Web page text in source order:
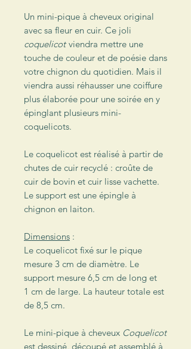
Un mini-pique à cheveux original
avec sa fleur en cuir. Ce joli
coquelicotviendra mettre une
touche de couleur et de poésie dans
votre chignon du quotidien. Mais il
viendra aussi réhausser une coiffure
plus élaborée pour une soirée en y
épinglant plusieurs mini-
coquelicots.
Le coquelicot est réalisé à partir de
chutes de cuir recyclé : croûte de
cuir de bovin et cuir lisse vachette.
Le support est une épingle à
chignon en laiton.
Dimensions :
Le coquelicot fixé sur le pique
mesure 3 cm de diamètre. Le
support mesure 6,5 cm de long et
1 cm de large. La hauteur totale est
de 8,5 cm.
Le mini-pique à cheveux Coquelicot
est dessiné, découpé et assemblé à